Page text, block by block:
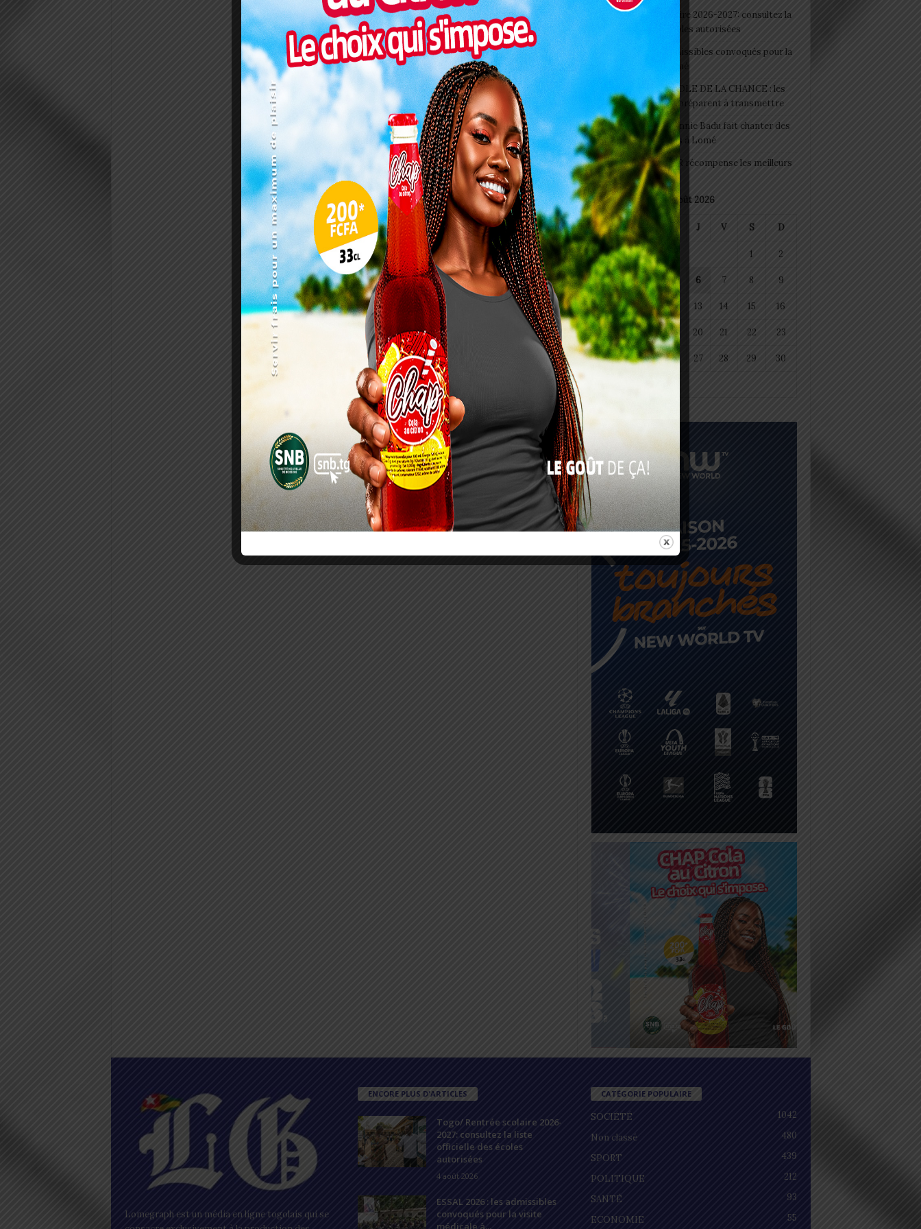
Togo/ Rentrée scolaire 2026-2027: consultez la
liste officielle des écoles autorisées
ESSAL 2026 : les admissibles convoqués pour la
SWEDD+ Togo / ECOLE DE LA CHANCE : les
maitres-artisans se préparent à transmettre
Glory Night 2026: Sonnie Badu fait chanter des
milliers de personnes à Lomé
Vogan : AGRI-ESPOIR récompense les meilleurs
talents
août 2026
L M M J V S D
1 2
3 4 5 6 7 8 9
10 11 12 13 14 15 16
17 18 19 20 21 22 23
24 25 26 27 28 29 30
Lomegraph est un média en ligne togolais qui se
ENCORE PLUS D'ARTICLES
Togo/ Rentrée scolaire 2026-
2027: consultez la liste
officielle des écoles
autorisées
4 août 2026
ESSAL 2026 : les admissibles
convoqués pour la visite
médicale à...
CATÉGORIE POPULAIRE
SOCIÉTÉ
1042
Non classé
480
SPORT
439
POLITIQUE
212
SANTÉ
93
ECONOMIE
55